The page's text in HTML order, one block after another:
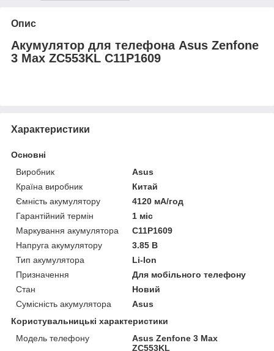
Опис
Акумулятор для телефона Asus Zenfone
3 Max ZC553KL C11P1609
Характеристики
Основні
Виробник
Asus
Країна виробник
Китай
Ємність акумулятору
4120 мА/год
Гарантійний термін
1 міс
Маркування акумулятора
C11P1609
Напруга акумулятору
3.85 В
Тип акумулятора
Li-Ion
Призначення
Для мобільного телефону
Стан
Новий
Сумісність акумулятора
Asus
Користувальницькі характеристики
Модель телефону
Asus Zenfone 3 Max
ZC553KL